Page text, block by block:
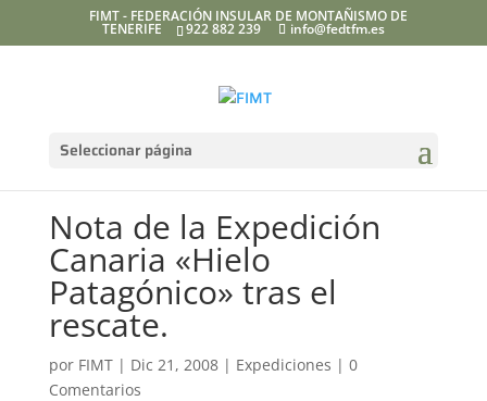
FIMT - FEDERACIÓN INSULAR DE MONTAÑISMO DE
TENERIFE 922 882 239 info@fedtfm.es
Seleccionar página
Nota de la Expedición
Canaria «Hielo
Patagónico» tras el
rescate.
por FIMT| Dic 21, 2008| Expediciones | 0
Comentarios